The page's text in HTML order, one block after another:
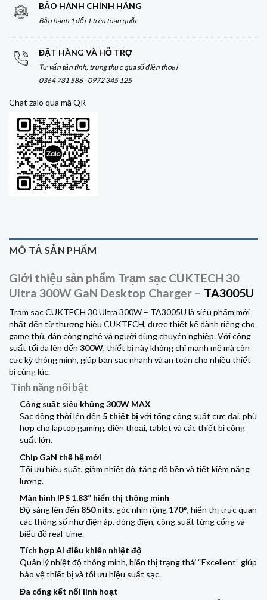
BẢO HÀNH CHÍNH HÃNG
Bảo hành 1 đổi 1 trên toàn quốc
ĐẶT HÀNG VÀ HỖ TRỢ
Tư vấn tận tình, trung thực qua số điện thoại
0364 781 586 - 0972 345 125
Chat zalo qua mã QR
MÔ TẢ SẢN PHẨM
Giới thiệu sản phẩm Trạm sạc CUKTECH 30
Ultra 300W GaN Desktop Charger – TA3005U
Trạm sạcCUKTECH 30 Ultra 300W – TA3005U là siêu phẩm mới
nhất đến từ thương hiệu CUKTECH, được thiết kế dành riêng cho
game thủ, dân công nghệ và người dùng chuyên nghiệp. Với công
suất tối đa lên đến 300W, thiết bị này không chỉ mạnh mẽ mà còn
cực kỳ thông minh, giúp bạn sạc nhanh và an toàn cho nhiều thiết
bị cùng lúc.
Tính năng nổi bật
Công suất siêu khủng 300W MAX
Sạc đồng thời lên đến 5 thiết bị với tổng công suất cực đại, phù
hợp cho laptop gaming, điện thoại, tablet và các thiết bị công
suất lớn.
Chip GaN thế hệ mới
Tối ưu hiệu suất, giảm nhiệt độ, tăng độ bền và tiết kiệm năng
lượng.
Màn hình IPS 1.83” hiển thị thông minh
Độ sáng lên đến 850 nits, góc nhìn rộng 170°, hiển thị trực quan
các thông số như điện áp, dòng điện, công suất từng cổng và
biểu đồ real-time.
Tích hợp AI điều khiển nhiệt độ
Quản lý nhiệt độ thông minh, hiển thị trạng thái “Excellent” giúp
bảo vệ thiết bị và tối ưu hiệu suất sạc.
Đa cổng kết nối linh hoạt